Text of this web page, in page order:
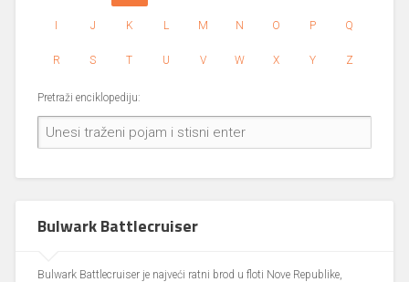
I J K L M N O P Q
R S T U V W X Y Z
Pretraži enciklopediju:
Bulwark Battlecruiser
Bulwark Battlecruiser je najveći ratni brod u floti Nove Republike,